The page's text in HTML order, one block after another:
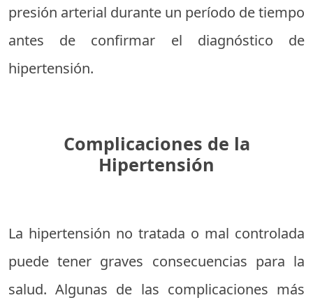
presión arterial durante un período de tiempo
antes de confirmar el diagnóstico de
hipertensión.
Complicaciones de la
Hipertensión
La hipertensión no tratada o mal controlada
puede tener graves consecuencias para la
salud. Algunas de las complicaciones más